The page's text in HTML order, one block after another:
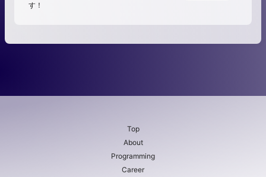
す！
Top
About
Programming
Career